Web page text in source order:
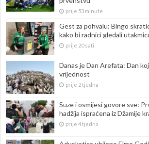
prije 53 minute
Gest za pohvalu: Bingo
kako bi radnici gledali
prije 20 sati
Danas je Dan Arefata: Dan
vrijednost
prije 2 tjedna
Suze i osmijesi govore sve:
hadžija ispraćena iz Džamije
prije 4 tjedna